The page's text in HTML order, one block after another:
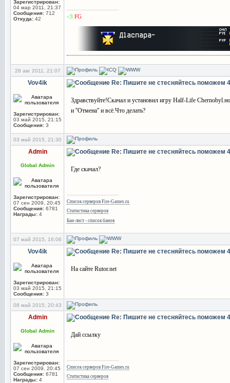
Зарегистрирован:
04 мар 2011, 21:37
Сообщения: 712
Откуда: 42
<3 FG
28 авг 2011, 21:07
Vov4ik
Зарегистрирован:
03 май 2015, 21:15
Сообщения: 3
Re: Пишите не стесняйтесь
Здравствуйте!Скачал и установил игру Half-Life
и ''Отмена'' и всё.Что делать?
03 май 2015, 21:30
Admin
Global Admin
Зарегистрирован:
07 сен 2009, 20:45
Сообщения: 6781
Награды: 4
Re: Пишите не стесняйтесь
Где скачал?
Список серверов Fire-Games.ru
Статистика серверов
Бан-лист - список банов
07 май 2015, 16:06
Vov4ik
Зарегистрирован:
03 май 2015, 21:15
Сообщения: 3
Re: Пишите не стесняйтесь
На сайте Rutor.net
08 май 2015, 20:43
Admin
Global Admin
Зарегистрирован:
07 сен 2009, 20:45
Сообщения: 6781
Награды: 4
Re: Пишите не стесняйтесь
Дай ссылку
Список серверов Fire-Games.ru
Статистика серверов